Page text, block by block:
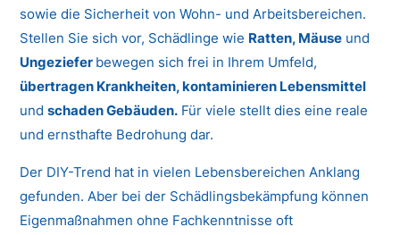
sowie die Sicherheit von Wohn- und Arbeitsbereichen.
Stellen Sie sich vor, Schädlinge wie Ratten, Mäuse und
Ungeziefer bewegen sich frei in Ihrem Umfeld,
übertragen Krankheiten, kontaminieren Lebensmittel
undschaden Gebäuden. Für viele stellt dies eine reale
und ernsthafte Bedrohung dar.
Der DIY-Trend hat in vielen Lebensbereichen Anklang
gefunden. Aber bei der Schädlingsbekämpfung können
Eigenmaßnahmen ohne Fachkenntnisse oft